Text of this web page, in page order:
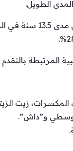
الطويل.
وأظهرت الدراسة، التي تابعت أكثر من
المرتبطة